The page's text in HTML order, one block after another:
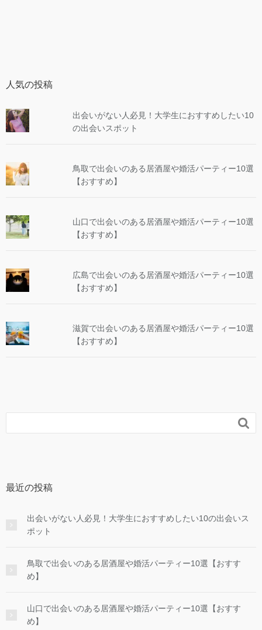
人気の投稿
出会いがない人必見！大学生におすすめしたい10
の出会いスポット
鳥取で出会いのある居酒屋や婚活パーティー10選
【おすすめ】
山口で出会いのある居酒屋や婚活パーティー10選
【おすすめ】
広島で出会いのある居酒屋や婚活パーティー10選
【おすすめ】
滋賀で出会いのある居酒屋や婚活パーティー10選
【おすすめ】

最近の投稿
出会いがない人必見！大学生におすすめしたい10の出会いス
ポット
鳥取で出会いのある居酒屋や婚活パーティー10選【おすす
め】
山口で出会いのある居酒屋や婚活パーティー10選【おすす
め】